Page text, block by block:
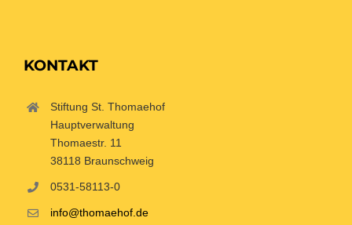
KONTAKT
Stiftung St. Thomaehof
Hauptverwaltung
Thomaestr. 11
38118 Braunschweig
0531-58113-0
info@thomaehof.de